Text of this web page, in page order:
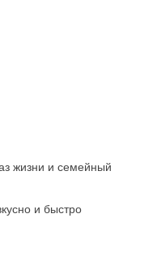
жизни и семейный
и быстро